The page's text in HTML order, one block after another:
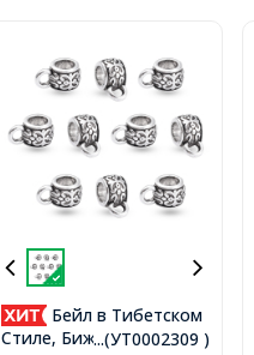
...(УТ0002309 )
Бейл в Тибетском
Стиле, Бижутерный